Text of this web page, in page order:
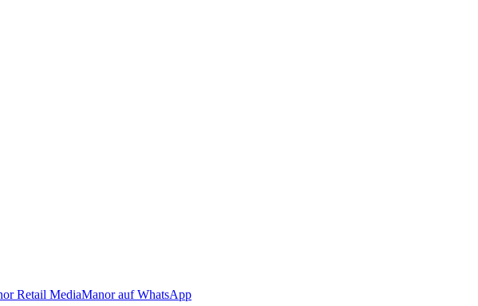
Retail MediaManor auf WhatsApp